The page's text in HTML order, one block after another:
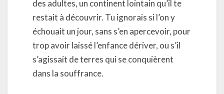
des adultes, un continent lointain qu’il te
restait à découvrir. Tu ignorais si l’on y
échouait un jour, sans s’en apercevoir, pour
trop avoir laissé l’enfance dériver, ou s’il
s’agissait de terres qui se conquièrent
dans la souffrance.